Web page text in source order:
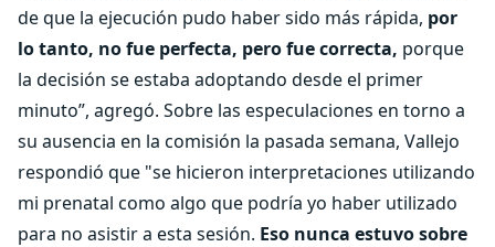
de que la ejecución pudo haber sido más rápida, por
lo tanto, no fue perfecta, pero fue correcta, porque
la decisión se estaba adoptando desde el primer
minuto”, agregó. Sobre las especulaciones en torno a
su ausencia en la comisión la pasada semana, Vallejo
respondió que "se hicieron interpretaciones utilizando
mi prenatal como algo que podría yo haber utilizado
para no asistir a esta sesión. Eso nunca estuvo sobre